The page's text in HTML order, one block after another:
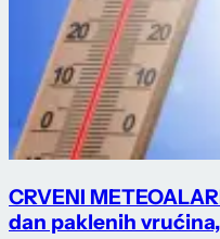
CRVENI
dan paklenih